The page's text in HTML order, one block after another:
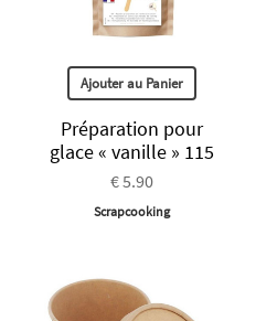
Ajouter au Panier
Préparation pour
glace « vanille » 115
€ 5.90
Scrapcooking